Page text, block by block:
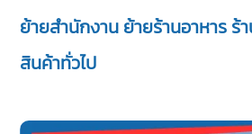
ย้ายสำนักงาน ย้ายร้านอาหาร ร้
สินค้าทั่วไป